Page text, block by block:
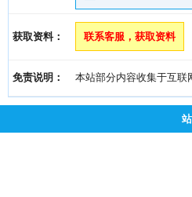
获取资料： 联系客服，获取资料
免责说明： 本站部分内容收集于互联